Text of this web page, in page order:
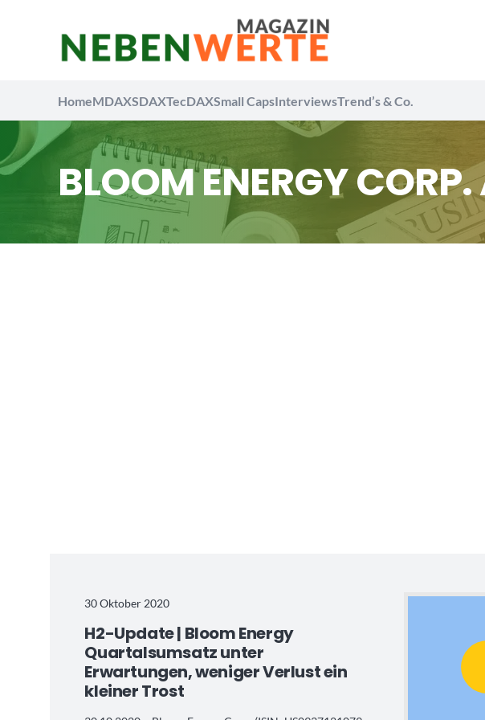
HomeMDAXSDAXTecDAXSmall CapsInterviewsTrend’s & Co.
BLOOM ENERGY
30 Oktober 2020
H2-Update | Bloom Energy
Quartalsumsatz unter
Erwartungen, weniger Verlust ein
kleiner Trost